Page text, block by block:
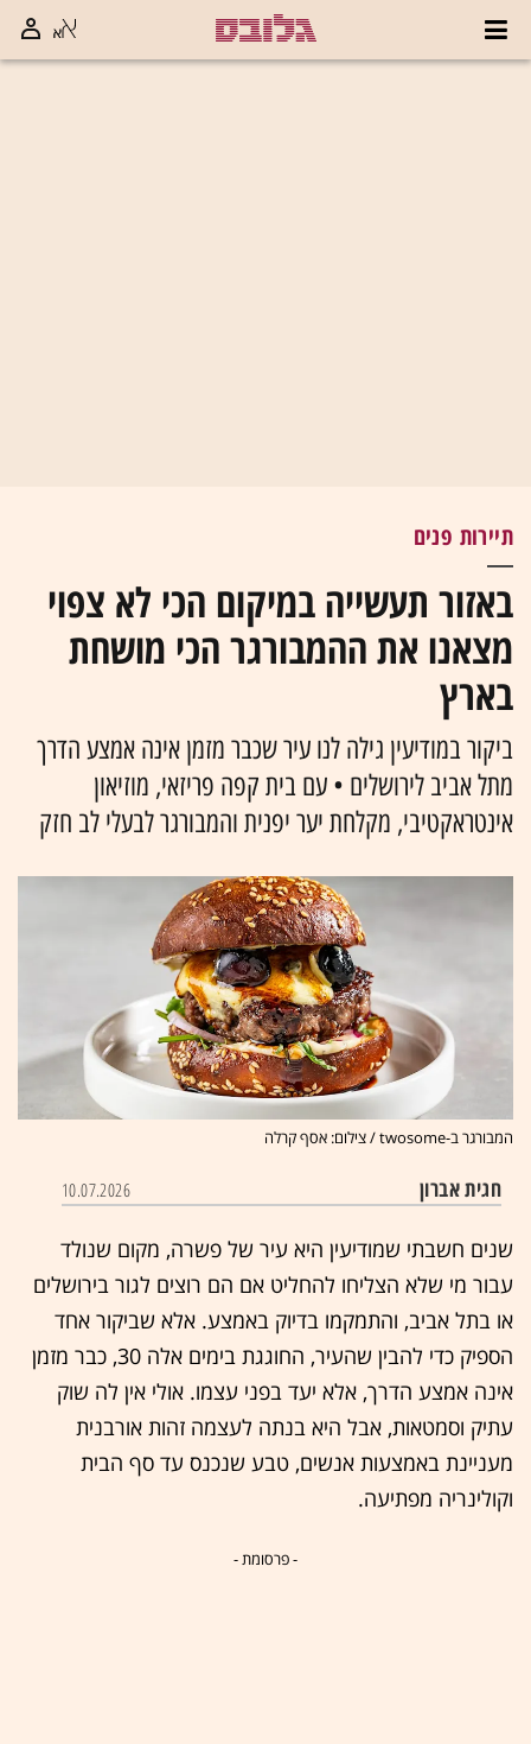
תיירות פנים
באזור תעשייה במיקום הכי לא צפוי
מצאנו את ההמבורגר הכי מושחת
בארץ
ביקור במודיעין גילה לנו עיר שכבר מזמן אינה אמצע הדרך
מתל אביב לירושלים • עם בית קפה פריזאי, מוזיאון
אינטראקטיבי, מקלחת יער יפנית והמבורגר לבעלי לב חזק
המבורגר ב-twosome / צילום: אסף קרלה
חגית אברון 10.07.2026
שנים חשבתי שמודיעין היא עיר של פשרה, מקום שנולד
עבור מי שלא הצליחו להחליט אם הם רוצים לגור בירושלים
או בתל אביב, והתמקמו בדיוק באמצע. אלא שביקור אחד
הספיק כדי להבין שהעיר, החוגגת בימים אלה 30, כבר מזמן
אינה אמצע הדרך, אלא יעד בפני עצמו. אולי אין לה שוק
עתיק וסמטאות, אבל היא בנתה לעצמה זהות אורבנית
מעניינת באמצעות אנשים, טבע שנכנס עד סף הבית
וקולינריה מפתיעה.
- פרסומת -